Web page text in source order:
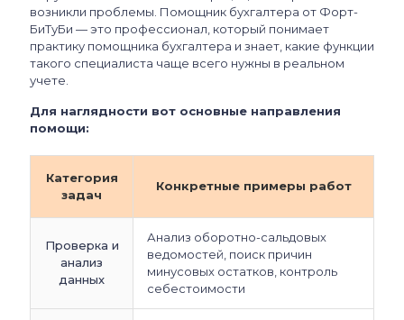
возникли проблемы. Помощник бухгалтера от Форт-
БиТуБи — это профессионал, который понимает
практику помощника бухгалтера и знает, какие функции
такого специалиста чаще всего нужны в реальном
учете.
Для наглядности вот основные направления
помощи:
Категория
задач
Конкретные примеры работ
Проверка и
анализ
данных
Анализ оборотно-сальдовых
ведомостей, поиск причин
минусовых остатков, контроль
себестоимости